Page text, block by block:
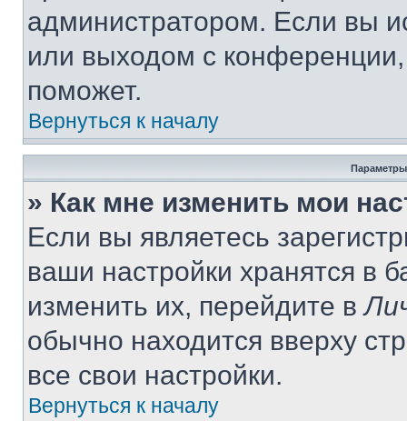
администратором. Если вы
или выходом с
поможет.
Вернуться к началу
Параметры
» Как мне изменить мои
Если вы являетесь
ваши настройки хранятся в
изменить их, перейдите в
обычно находится вверху
все свои настройки.
Вернуться к началу